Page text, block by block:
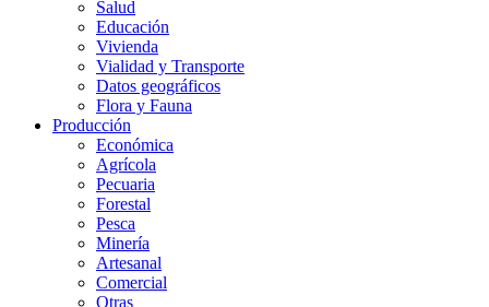
Salud
Educación
Vivienda
Vialidad y Transporte
Datos geográficos
Flora y Fauna
Producción
Económica
Agrícola
Pecuaria
Forestal
Pesca
Minería
Artesanal
Comercial
Otras